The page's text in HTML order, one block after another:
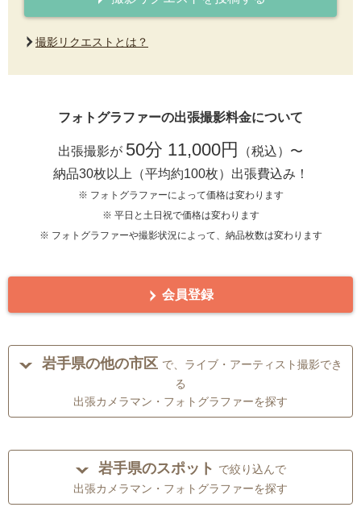
撮影リクエストとは？
フォトグラファーの出張撮影料金について
出張撮影が 50分 11,000円
（税込）〜
納品30枚以上（平均約100枚）出張費込み！
※ フォトグラファーによって価格は変わります
※ 平日と土日祝で価格は変わります
※ フォトグラファーや撮影状況によって、納品枚数は変わります
会員登録
岩手県の他の市区 で、ライブ・アーティスト撮影でき
る
出張カメラマン・フォトグラファーを探す
岩手県のスポット で絞り込んで
出張カメラマン・フォトグラファーを探す